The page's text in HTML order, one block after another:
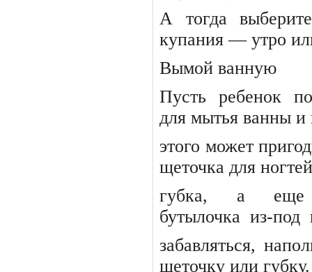
А тогда
купания — утро
Вымой ванную
Пусть ребенок
для мытья ванны и
этого может
щеточка для
губка,
а
еще
бутылочка из-под
забавляться,
щеточку или